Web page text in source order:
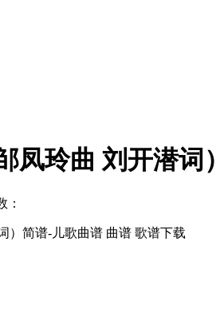
凤玲曲 刘开潜词）
：
）简谱-儿歌曲谱 曲谱 歌谱下载